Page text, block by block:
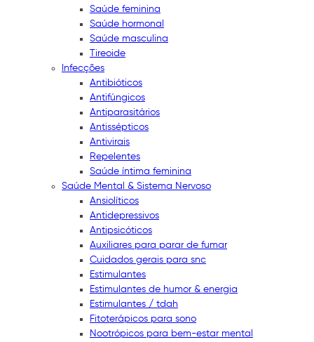
Saúde feminina
Saúde hormonal
Saúde masculina
Tireoide
Infecções
Antibióticos
Antifúngicos
Antiparasitários
Antissépticos
Antivirais
Repelentes
Saúde íntima feminina
Saúde Mental & Sistema Nervoso
Ansiolíticos
Antidepressivos
Antipsicóticos
Auxiliares para parar de fumar
Cuidados gerais para snc
Estimulantes
Estimulantes de humor & energia
Estimulantes / tdah
Fitoterápicos para sono
Nootrópicos para bem-estar mental